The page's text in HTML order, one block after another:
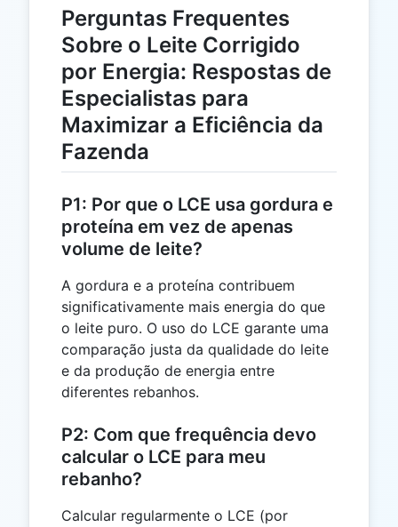
Perguntas Frequentes
Sobre o Leite Corrigido
por Energia: Respostas de
Especialistas para
Maximizar a Eficiência da
Fazenda
P1: Por que o LCE usa gordura e
proteína em vez de apenas
volume de leite?
A gordura e a proteína contribuem
significativamente mais energia do que
o leite puro. O uso do LCE garante uma
comparação justa da qualidade do leite
e da produção de energia entre
diferentes rebanhos.
P2: Com que frequência devo
calcular o LCE para meu
rebanho?
Calcular regularmente o LCE (por